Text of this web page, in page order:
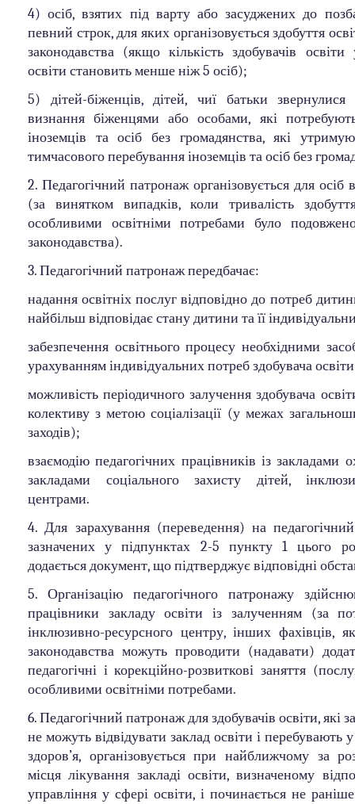
4) осіб, взятих під варту або засуджених до
певний строк, для яких організовується здобуття
законодавства (якщо кількість здобувачів
освіти становить менше ніж 5 осіб);
5) дітей-біженців, дітей, чиї батьки
визнання біженцями або особами, які
іноземців та осіб без громадянства, які
тимчасового перебування іноземців та осіб без
2. Педагогічний патронаж організовується для осіб
(за винятком випадків, коли тривалість
особливими освітніми потребами було
законодавства).
3. Педагогічний патронаж передбачає:
надання освітніх послуг відповідно до потреб
найбільш відповідає стану дитини та її
забезпечення освітнього процесу необхідними
урахуванням індивідуальних потреб здобувача
можливість періодичного залучення здобувача
колективу з метою соціалізації (у межах
заходів);
взаємодію педагогічних працівників із закладами
закладами соціального захисту дітей,
центрами.
4. Для зарахування (переведення) на
зазначених у підпунктах 2-5 пункту 1 цього
додається документ, що підтверджує відповідні
5. Організацію педагогічного патронажу
працівники закладу освіти із залученням (за
інклюзивно-ресурсного центру, інших фахівців,
законодавства можуть проводити (надавати)
педагогічні і корекційно-розвиткові заняття
особливими освітніми потребами.
6. Педагогічний патронаж для здобувачів освіти, які
не можуть відвідувати заклад освіти і перебувають
здоров’я, організовується при найближчому за
місця лікування закладі освіти, визначеному
управління у сфері освіти, і починається не